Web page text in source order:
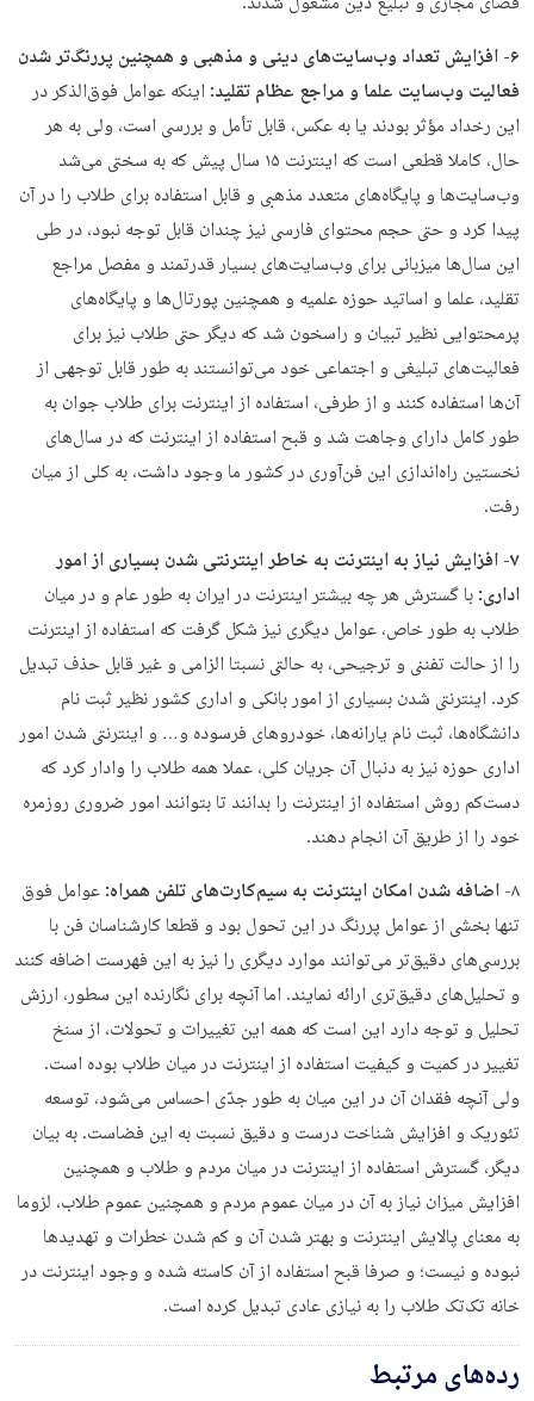
۶- افزایش تعداد وب‌سایت‌های دینی و مذهبی و همچنین پررنگ‌تر شدن
فعالیت وب‌سایت علما و مراجع عظام تقلید: اینکه عوامل فوق‌الذکر در
این رخداد مؤثر بودند یا به عکس، قابل تأمل و بررسی است، ولی به هر
حال، کاملا قطعی است که اینترنت ۱۵ سال پیش که به سختی می‌شد
وب‌سایت‌ها و پایگاه‌های متعدد مذهبی و قابل استفاده برای طلاب را در آن
پیدا کرد و حتی حجم محتوای فارسی نیز چندان قابل توجه نبود، در طی
این سال‌ها میزبانی برای وب‌سایت‌های بسیار قدرتمند و مفصل مراجع
تقلید،‌ علما و اساتید حوزه علمیه و همچنین پورتال‌ها و پایگاه‌های
پرمحتوایی نظیر تبیان و راسخون شد که دیگر حتی طلاب نیز برای
فعالیت‌های تبلیغی و اجتماعی خود می‌توانستند به طور قابل توجهی از
آن‌ها استفاده کنند و از طرفی، استفاده از اینترنت برای طلاب جوان به
طور کامل دارای وجاهت شد و قبح استفاده از اینترنت که در سال‌های
نخستین راه‌اندازی این فن‌آوری در کشور ما وجود داشت‌، به کلی از میان
رفت.
۷- افزایش نیاز به اینترنت به خاطر اینترنتی شدن بسیاری از امور
اداری:با گسترش هر چه بیشتر اینترنت در ایران به طور عام و در میان
طلاب به طور خاص، عوامل دیگری نیز شکل گرفت که استفاده از اینترنت
را از حالت تفننی و ترجیحی، به حالتی نسبتا الزامی و غیر قابل حذف تبدیل
کرد. اینترنتی شدن بسیاری از امور بانکی و اداری کشور نظیر ثبت نام
دانشگاه‌ها، ثبت نام یارانه‌ها، خودروهای فرسوده و… و اینترنتی شدن امور
اداری حوزه نیز به دنبال آن جریان کلی، عملا همه طلاب را وادار کرد که
دست‌کم روش استفاده از اینترنت را بدانند تا بتوانند امور ضروری روزمره
خود را از طریق آن انجام دهند.
۸- اضافه شدن امکان اینترنت به سیم‌کارت‌های تلفن همراه:عوامل فوق
تنها بخشی از عوامل پررنگ‌ در این تحول بود و قطعا کارشناسان فن با
بررسی‌های دقیق‌تر می‌توانند موارد دیگری را نیز به این فهرست اضافه کنند
و تحلیل‌های دقیق‌تری ارائه نمایند. اما آنچه برای نگارنده این سطور، ارزش
تحلیل و توجه دارد این است که همه این تغییرات و تحولات، از سنخ
تغییر در کمیت و کیفیت استفاده از اینترنت در میان طلاب بوده است.
ولی آنچه فقدان آن در این میان به طور جدّی احساس می‌شود، توسعه
تئوریک و افزایش شناخت درست و دقیق نسبت به این فضاست. به بیان
دیگر، گسترش استفاده از اینترنت در میان مردم و طلاب و همچنین
افزایش میزان نیاز به آن در میان عموم مردم و همچنین عموم طلاب، لزوما
به معنای پالایش اینترنت و بهتر شدن آن و کم شدن خطرات و تهدیدها
نبوده و نیست؛ و صرفا قبح استفاده از آن کاسته شده و وجود اینترنت در
خانه تک‌تک طلاب را به نیازی عادی تبدیل کرده است.
رده‌های مرتبط